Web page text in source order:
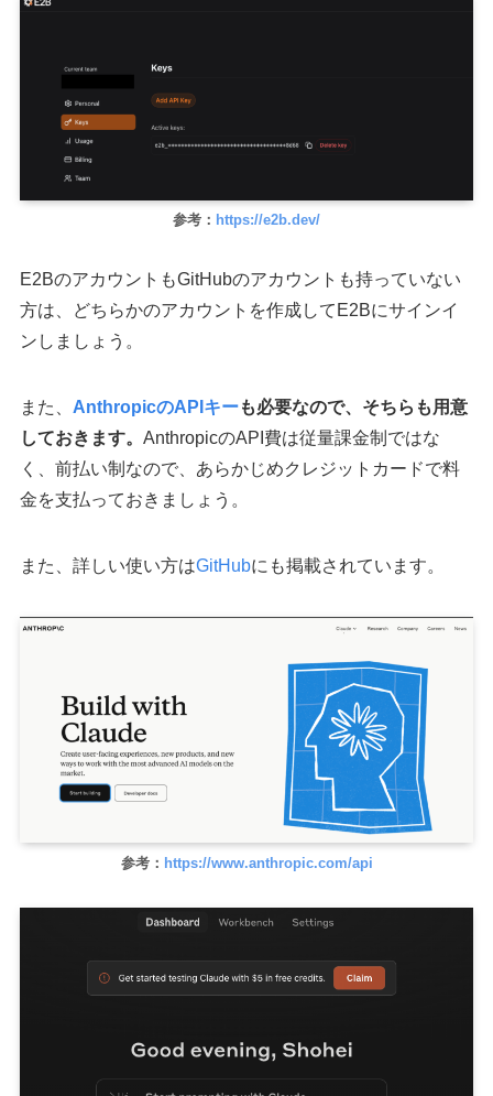
参考： https://e2b.dev/
E2BのアカウントもGitHubのアカウントも持っていない
方は、どちらかのアカウントを作成してE2Bにサインイ
ンしましょう。
また、 AnthropicのAPIキーも必要なので、そちらも用意
しておきます。 AnthropicのAPI費は従量課金制ではな
く、前払い制なので、あらかじめクレジットカードで料
金を支払っておきましょう。
また、詳しい使い方はGitHubにも掲載されています。
参考： https://www.anthropic.com/api